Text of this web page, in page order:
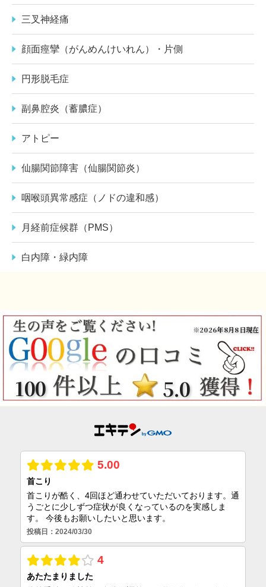
三叉神経痛
顔面痙攣（がんめんけいれん）・片側
円形脱毛症
副鼻腔炎（蓄膿症）
アトピー
仙腸関節障害（仙腸関節炎）
咽喉頭異常感症（ノドの違和感）
月経前症候群（PMS）
白内障・緑内障
※2026年8月8日現在
100 5.0